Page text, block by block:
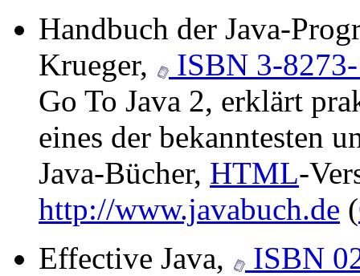
Handbuch der Java-
Krueger,
ISBN 3-
Go To Java 2, erklärt
eines der bekanntesten
Java-Bücher, HTML-
http://www.javabuch.de (
Effective Java,
ISBN